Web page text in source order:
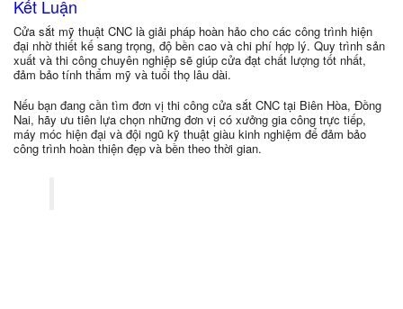
Kết Luận
Cửa sắt mỹ thuật CNC là giải pháp hoàn hảo cho các công trình hiện
đại nhờ thiết kế sang trọng, độ bền cao và chi phí hợp lý. Quy trình sản
xuất và thi công chuyên nghiệp sẽ giúp cửa đạt chất lượng tốt nhất,
đảm bảo tính thẩm mỹ và tuổi thọ lâu dài.
Nếu bạn đang cần tìm đơn vị thi công cửa sắt CNC tại Biên Hòa, Đồng
Nai, hãy ưu tiên lựa chọn những đơn vị có xưởng gia công trực tiếp,
máy móc hiện đại và đội ngũ kỹ thuật giàu kinh nghiệm để đảm bảo
công trình hoàn thiện đẹp và bền theo thời gian.